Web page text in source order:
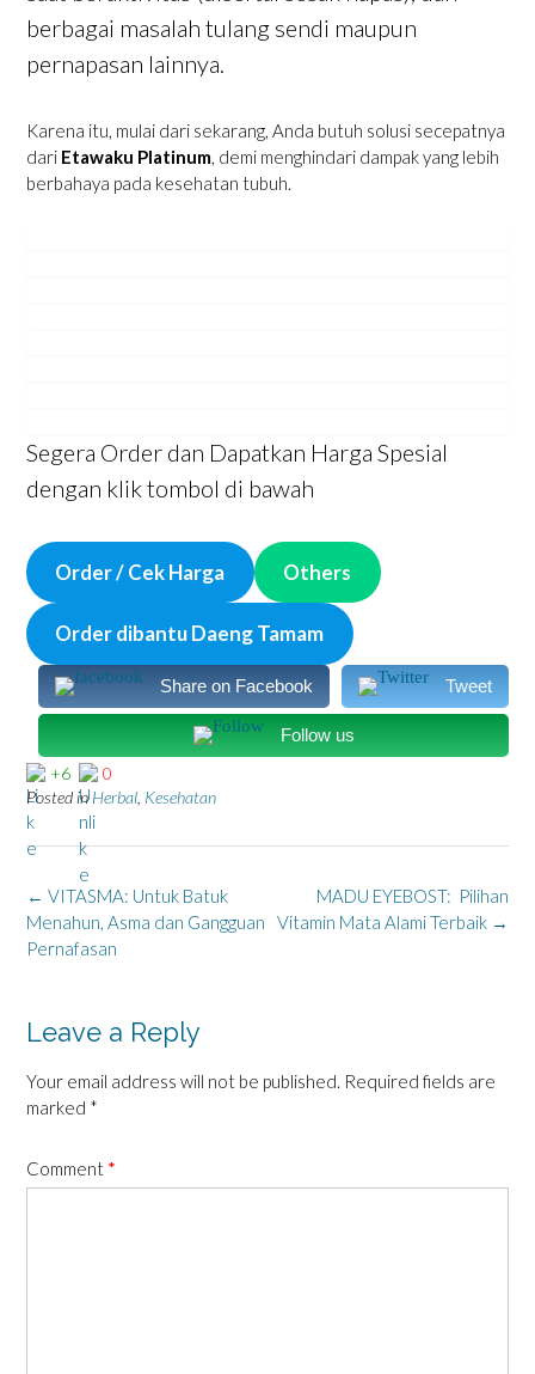
berbagai masalah tulang sendi maupun
pernapasan lainnya.
Karena itu, mulai dari sekarang, Anda butuh solusi secepatnya
dari Etawaku Platinum, demi menghindari dampak yang lebih
berbahaya pada kesehatan tubuh.
Segera Order dan Dapatkan Harga Spesial
dengan klik tombol di bawah
Order / Cek Harga Others
Order dibantu Daeng Tamam
Share on Facebook Tweet
Follow us
+6
0
Posted inHerbal Kesehatan
Post
navigation
MADU EYEBOST: Pilihan
Vitamin Mata Alami Terbaik →
← VITASMA: Untuk Batuk
Menahun, Asma dan Gangguan
Pernafasan
Leave a Reply
Your email address will not be published. Required fields are
marked *
Comment *